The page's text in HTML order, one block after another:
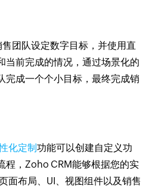
团队设定数字目标，并使用直
当前完成的情况，通过场景化的
完成一个个小目标，最终完成销
化定制功能可以创建自定义功
程，Zoho CRM能够根据您的实
面布局、UI、视图组件以及销售